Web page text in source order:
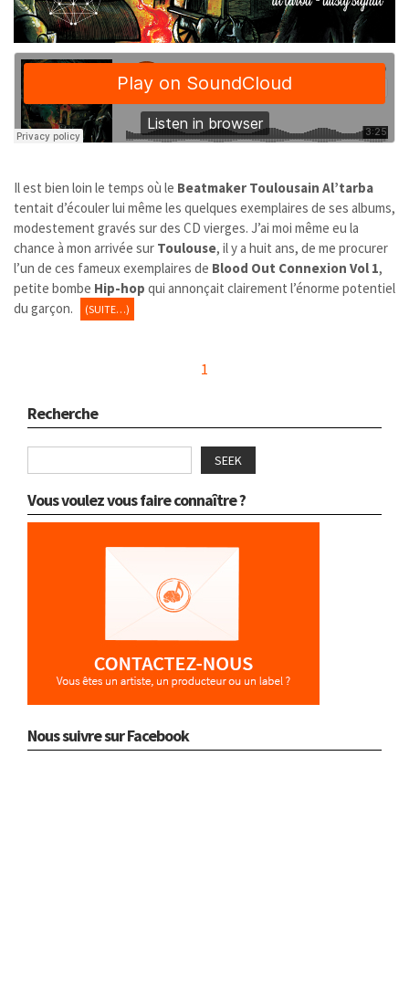
Il est bien loin le temps où le Beatmaker Toulousain Al’tarba
tentait d’écouler lui même les quelques exemplaires de ses albums,
modestement gravés sur des CD vierges. J’ai moi même eu la
chance à mon arrivée sur Toulouse, il y a huit ans, de me procurer
l’un de ces fameux exemplaires de Blood Out Connexion Vol 1,
petite bombe Hip-hop qui annonçait clairement l’énorme potentiel
du garçon.
(SUITE…)
1
Recherche
SEEK
Vous voulez vous faire connaître ?
Nous suivre sur Facebook